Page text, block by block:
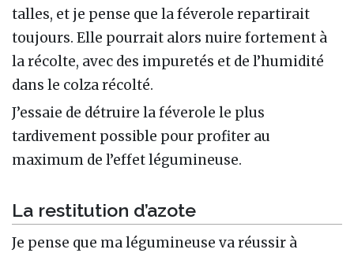
talles, et je pense que la féverole repartirait
toujours. Elle pourrait alors nuire fortement à
la récolte, avec des impuretés et de l’humidité
dans le colza récolté.
J’essaie de détruire la féverole le plus
tardivement possible pour profiter au
maximum de l’effet légumineuse.
La restitution d’azote
Je pense que ma légumineuse va réussir à